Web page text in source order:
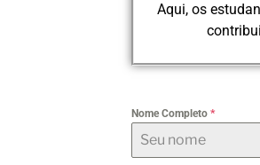
Aqui, os
Nome Completo *